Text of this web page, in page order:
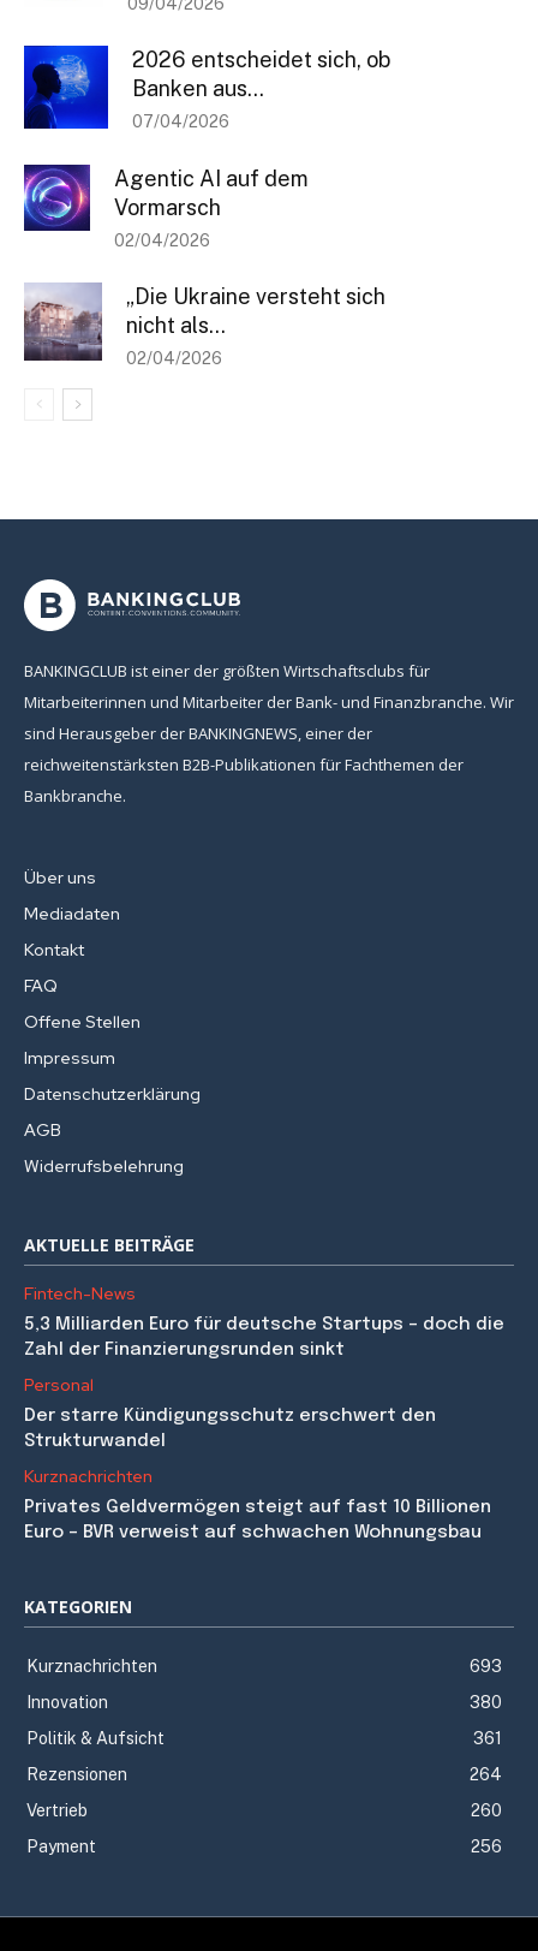
2026 entscheidet sich, ob
Banken aus...
07/04/2026
Agentic AI auf dem
Vormarsch
02/04/2026
„Die Ukraine versteht sich
nicht als...
02/04/2026
BANKINGCLUB ist einer der größten Wirtschaftsclubs für
Mitarbeiterinnen und Mitarbeiter der Bank- und Finanzbranche. Wir
sind Herausgeber der BANKINGNEWS, einer der
reichweitenstärksten B2B-Publikationen für Fachthemen der
Bankbranche.
Über uns
Mediadaten
Kontakt
FAQ
Offene Stellen
Impressum
Datenschutzerklärung
AGB
Widerrufsbelehrung
AKTUELLE BEITRÄGE
Fintech-News
5,3 Milliarden Euro für deutsche Startups – doch die
Zahl der Finanzierungsrunden sinkt
Personal
Der starre Kündigungsschutz erschwert den
Strukturwandel
Kurznachrichten
Privates Geldvermögen steigt auf fast 10 Billionen
Euro – BVR verweist auf schwachen Wohnungsbau
KATEGORIEN
Kurznachrichten
693
Innovation
380
Politik & Aufsicht
361
Rezensionen
264
Vertrieb
260
Payment
256